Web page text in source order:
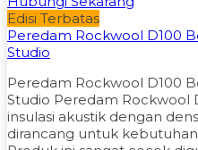
Edisi Terbatas
Peredam Rockwool D100
Studio
Peredam Rockwool D100
Studio Peredam Rockwool
insulasi akustik dengan
dirancang untuk